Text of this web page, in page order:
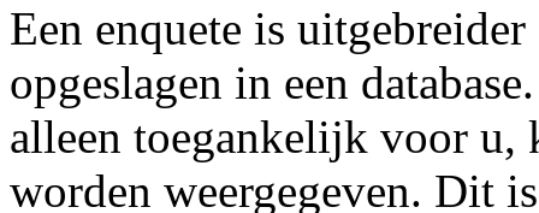
Een enquete is
opgeslagen in een
alleen toegankelijk voor u,
worden weergegeven. Dit